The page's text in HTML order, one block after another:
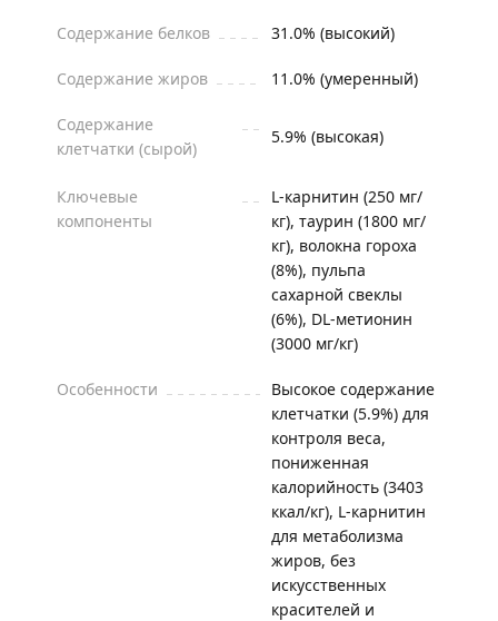
Содержание белков 31.0% (высокий)
Содержание жиров 11.0% (умеренный)
Содержание
клетчатки (сырой)
5.9% (высокая)
Ключевые
компоненты
L-карнитин (250 мг/
кг), таурин (1800 мг/
кг), волокна гороха
(8%), пульпа
сахарной свеклы
(6%), DL-метионин
(3000 мг/кг)
Особенности
Высокое содержание
клетчатки (5.9%) для
контроля веса,
пониженная
калорийность (3403
ккал/кг), L-карнитин
для метаболизма
жиров, без
искусственных
красителей и